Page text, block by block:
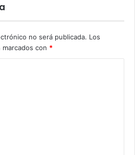
no será publicada. Los
con *